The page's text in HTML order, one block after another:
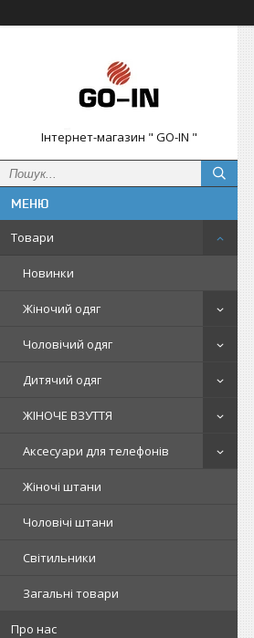
Інтернет-магазин " GO-IN "
Товари
Новинки
Жіночий одяг
Чоловічий одяг
Дитячий одяг
ЖІНОЧЕ ВЗУТТЯ
Аксесуари для телефонів
Жіночі штани
Чоловічі штани
Світильники
Загальні товари
Про нас